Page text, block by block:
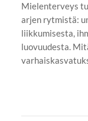
Mielenterveys
arjen rytmistä:
liikkumisesta,
luovuudesta.